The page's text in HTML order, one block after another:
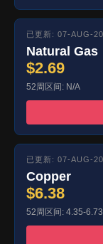
已更新: 07-AUG-
Natural Gas
$2.69
52周区间: N/A
已更新: 07-AUG-
Copper
$6.38
52周区间: 4.35-6.73